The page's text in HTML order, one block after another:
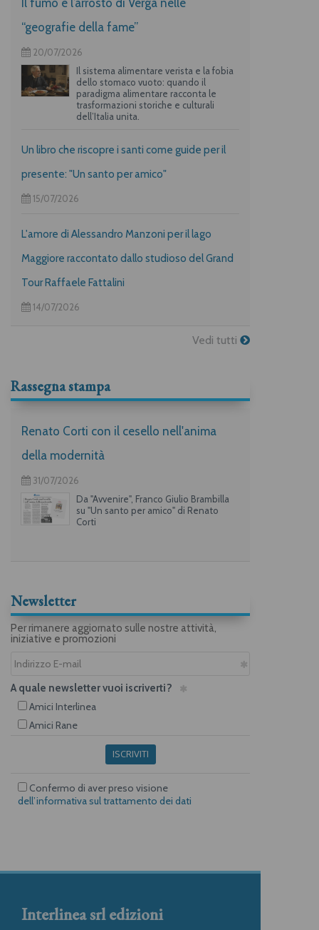
“geografie della fame”
20/07/2026
Il sistema alimentare verista e la fobia
dello stomaco vuoto: quando il
paradigma alimentare racconta le
trasformazioni storiche e culturali
dell’Italia unita.
Un libro che riscopre i santi come guide per il
presente: "Un santo per amico"
15/07/2026
L'amore di Alessandro Manzoni per il lago
Maggiore raccontato dallo studioso del Grand
Tour Raffaele Fattalini
14/07/2026
Vedi tutti
Rassegna stampa
Renato Corti con il cesello nell'anima
della modernità
31/07/2026
Da "Avvenire", Franco Giulio Brambilla
su "Un santo per amico" di Renato
Corti
Newsletter
Per rimanere aggiornato sulle nostre attività,
iniziative e promozioni
A quale newsletter vuoi iscriverti?
Amici Interlinea
Amici Rane
ISCRIVITI
Confermo di aver preso visione
dell’informativa sul trattamento dei dati
Interlinea srl edizioni